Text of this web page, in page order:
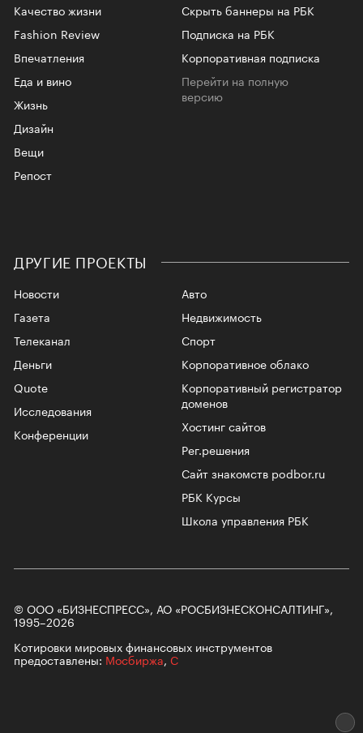
Качество жизни
Fashion Review
Впечатления
Еда и вино
Жизнь
Дизайн
Вещи
Репост
Скрыть баннеры на РБК
Подписка на РБК
Корпоративная подписка
Перейти на полную
версию
ДРУГИЕ ПРОЕКТЫ
Новости
Газета
Телеканал
Авто
Недвижимость
Спорт
Корпоративное облако
Корпоративный регистратор
доменов
Хостинг сайтов
Рег.решения
Сайт знакомств podbor.ru
РБК Курсы
Школа управления РБК
Деньги
Quote
Исследования
Конференции
© ООО «БИЗНЕСПРЕСС», АО «РОСБИЗНЕСКОНСАЛТИНГ»,
1995–2026
Котировки мировых финансовых инструментов
предоставлены: Мосбиржа, С